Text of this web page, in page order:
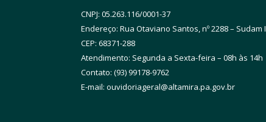
CNPJ: 05.263.116/0001-37
Endereço: Rua Otaviano Santos, nº 2288 – Sudam I
CEP: 68371-288
Atendimento: Segunda a Sexta-feira – 08h às 14h
Contato: (93) 99178-9762
E-mail: ouvidoriageral@altamira.pa.gov.br